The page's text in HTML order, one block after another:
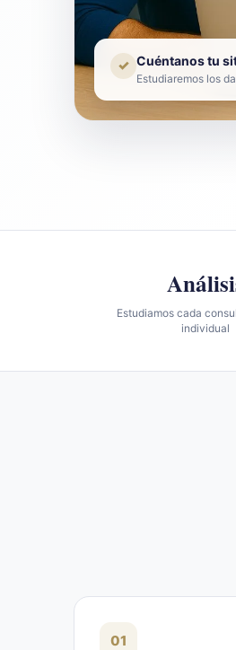
✓ Cuéntanos tu
Estudiaremos los
Estudiamos cada
individual
01